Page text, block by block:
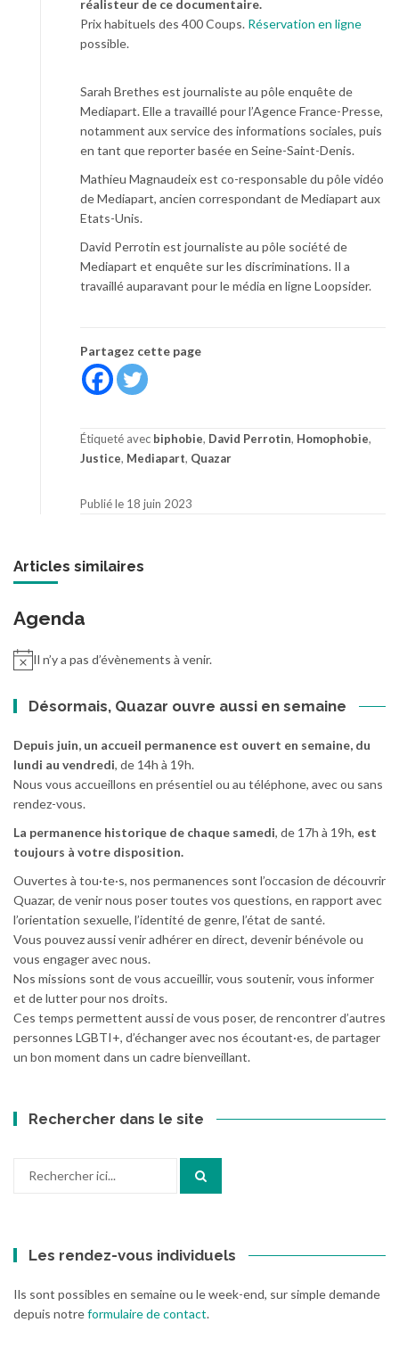
réalisteur de ce documentaire.
Prix habituels des 400 Coups. Réservation en ligne
possible.
Sarah Brethes est journaliste au pôle enquête de
Mediapart. Elle a travaillé pour l’Agence France-Presse,
notamment aux service des informations sociales, puis
en tant que reporter basée en Seine-Saint-Denis.
Mathieu Magnaudeix est co-responsable du pôle vidéo
de Mediapart, ancien correspondant de Mediapart aux
Etats-Unis.
David Perrotin est journaliste au pôle société de
Mediapart et enquête sur les discriminations. Il a
travaillé auparavant pour le média en ligne Loopsider.
Partagez cette page
Étiqueté avec biphobie, David Perrotin, Homophobie,
Justice, Mediapart, Quazar
Publié le 18 juin 2023
Articles similaires
Agenda
Il n’y a pas d’évènements à venir.
Désormais, Quazar ouvre aussi en semaine
Depuis juin, un accueil permanence est ouvert en semaine, du
lundi au vendredi, de 14h à 19h.
Nous vous accueillons en présentiel ou au téléphone, avec ou sans
rendez-vous.
La permanence historique de chaque samedi, de 17h à 19h, est
toujours à votre disposition.
Ouvertes à tou·te·s, nos permanences sont l’occasion de découvrir
Quazar, de venir nous poser toutes vos questions, en rapport avec
l’orientation sexuelle, l’identité de genre, l’état de santé.
Vous pouvez aussi venir adhérer en direct, devenir bénévole ou
vous engager avec nous.
Nos missions sont de vous accueillir, vous soutenir, vous informer
et de lutter pour nos droits.
Ces temps permettent aussi de vous poser, de rencontrer d’autres
personnes LGBTI+, d’échanger avec nos écoutant·es, de partager
un bon moment dans un cadre bienveillant.
Rechercher dans le site
Les rendez-vous individuels
Ils sont possibles en semaine ou le week-end, sur simple demande
depuis notreformulaire de contact.